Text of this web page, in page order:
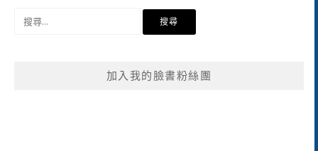
加入我的臉書粉絲團